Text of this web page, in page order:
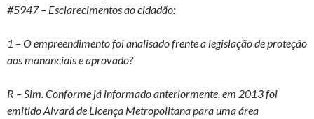
#5947 – Esclarecimentos ao cidadão:
1 – O empreendimento foi analisado frente a legislação de proteção
aos mananciais e aprovado?
R – Sim. Conforme já informado anteriormente, em 2013 foi
emitido Alvará de Licença Metropolitana para uma área